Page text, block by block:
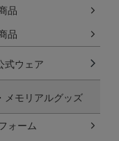
品
品
式ウェア
メモリアルグッズ
ォーム